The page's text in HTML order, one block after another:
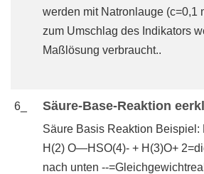
werden mit Natronlauge (c=0,1
zum Umschlag des Indikators
Maßlösung verbraucht..
6_ Säure-Base-Reaktion
Säure Basis Reaktion Beispiel:
H(2) O—HSO(4)- + H(3)O+
nach unten --